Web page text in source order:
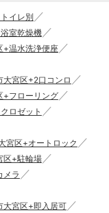
イレ別
室乾燥機
+温水洗浄便座
大宮区+2口コンロ
+フローリング
ロゼット
宮区+オートロック
区+駐輪場
メラ
大宮区+即入居可